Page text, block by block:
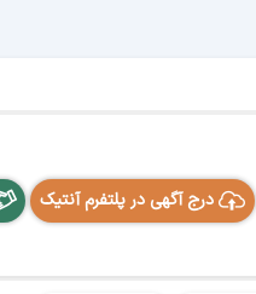
درج آگهی در پلتفرم آنتیک